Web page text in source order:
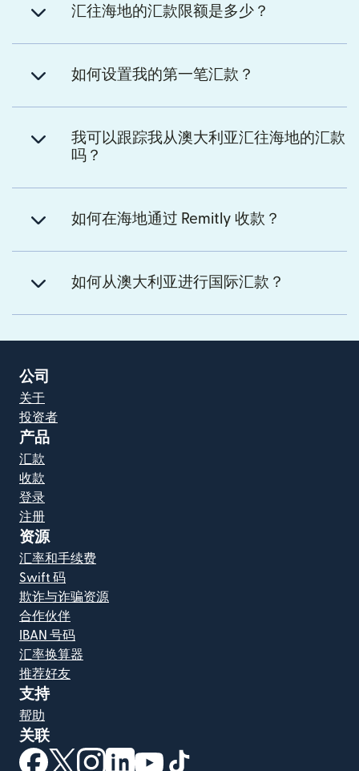
汇往海地的汇款限额是多少？
如何设置我的第一笔汇款？
我可以跟踪我从澳大利亚汇往海地的汇款
吗？
如何在海地通过 Remitly 收款？
如何从澳大利亚进行国际汇款？
公司
关于
投资者
产品
汇款
收款
登录
注册
资源
汇率和手续费
Swift 码
欺诈与诈骗资源
合作伙伴
IBAN 号码
汇率换算器
推荐好友
支持
帮助
关联
（在新窗口中打开）
（在新窗口中打开）
（在新窗口中打开）
（在新窗口中打开）
（在新窗口中打开）